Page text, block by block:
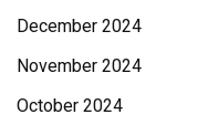
December 2024
November 2024
October 2024